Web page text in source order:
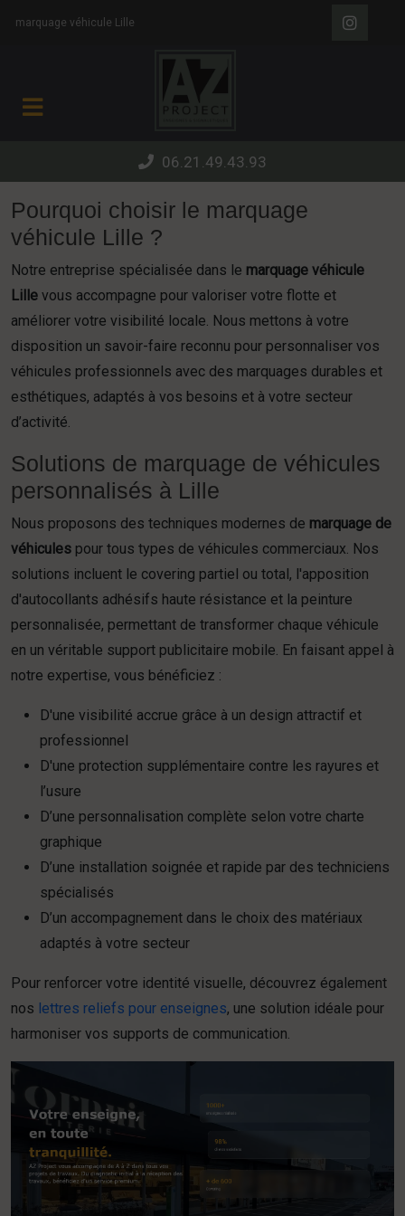
marquage véhicule Lille
06.21.49.43.93
Pourquoi choisir le marquage
véhicule Lille ?
Notre entreprise spécialisée dans le marquage véhicule
Lille vous accompagne pour valoriser votre flotte et
améliorer votre visibilité locale. Nous mettons à votre
disposition un savoir-faire reconnu pour personnaliser vos
véhicules professionnels avec des marquages durables et
esthétiques, adaptés à vos besoins et à votre secteur
d’activité.
Solutions de marquage de véhicules
personnalisés à Lille
Nous proposons des techniques modernes de marquage de
véhicules pour tous types de véhicules commerciaux. Nos
solutions incluent le covering partiel ou total, l'apposition
d'autocollants adhésifs haute résistance et la peinture
personnalisée, permettant de transformer chaque véhicule
en un véritable support publicitaire mobile. En faisant appel à
notre expertise, vous bénéficiez :
D'une visibilité accrue grâce à un design attractif et
professionnel
D'une protection supplémentaire contre les rayures et
l’usure
D’une personnalisation complète selon votre charte
graphique
D’une installation soignée et rapide par des techniciens
spécialisés
D’un accompagnement dans le choix des matériaux
adaptés à votre secteur
Pour renforcer votre identité visuelle, découvrez également
nos lettres reliefs pour enseignes, une solution idéale pour
harmoniser vos supports de communication.